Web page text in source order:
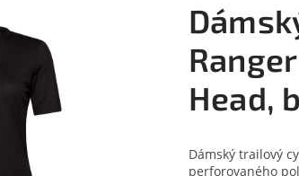
Head,
Dámský trailový
perforovaného